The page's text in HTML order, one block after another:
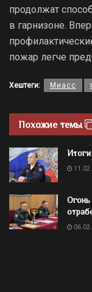
продолжат
в гарнизоне.
пожар легче
Хештеги: Миасс
Похожие темы
Огонь